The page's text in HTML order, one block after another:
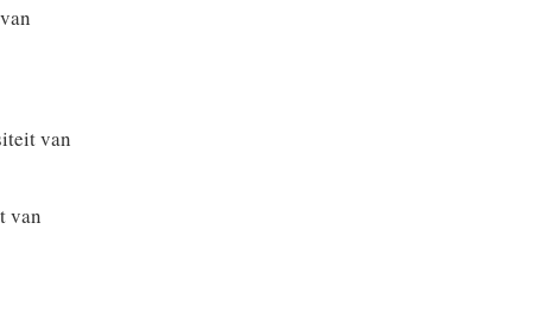
van
van